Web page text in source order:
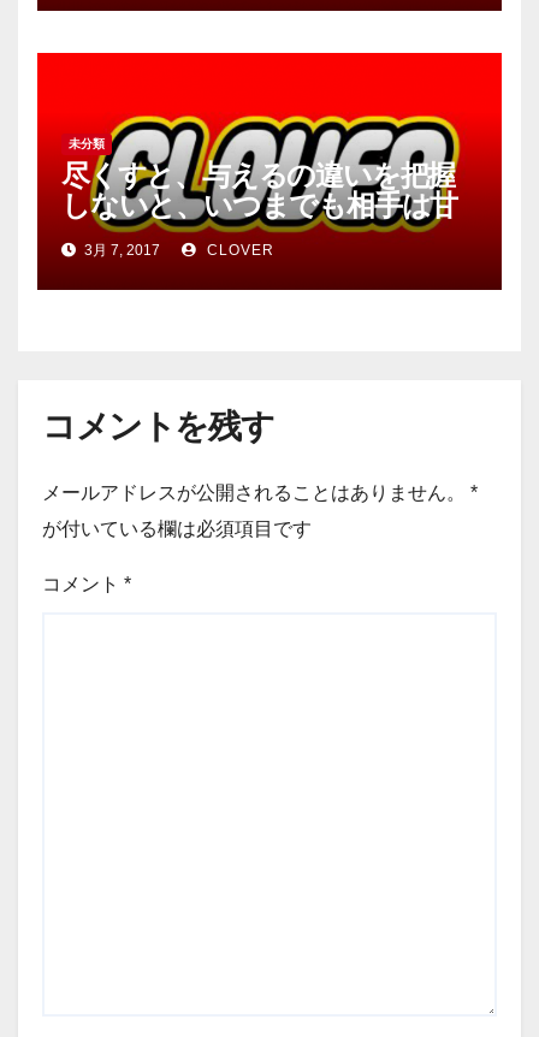
未分類
尽くすと、与えるの違いを把握
しないと、いつまでも相手は甘
えてくる
3月 7, 2017 CLOVER
コメントを残す
メールアドレスが公開されることはありません。
*
が付いている欄は必須項目です
コメント *